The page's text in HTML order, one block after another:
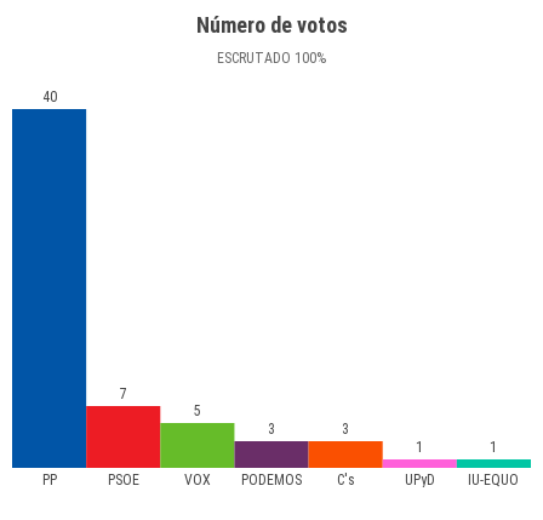
Número de votos
ESCRUTADO 100%
PP PSOE VOX PODEMOS C's UPyD IU-EQUO
40
7
5
3
3
1
1